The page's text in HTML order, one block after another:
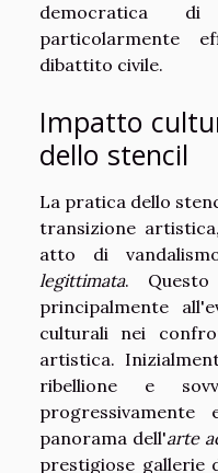
democratica di
particolarmente
dibattito civile.
Impatto
dello stencil
La pratica dello
transizione
atto di
legittimata. Questo
principalmente
culturali nei
artistica.
ribellione e
panorama dell'arte
prestigiose gallerie